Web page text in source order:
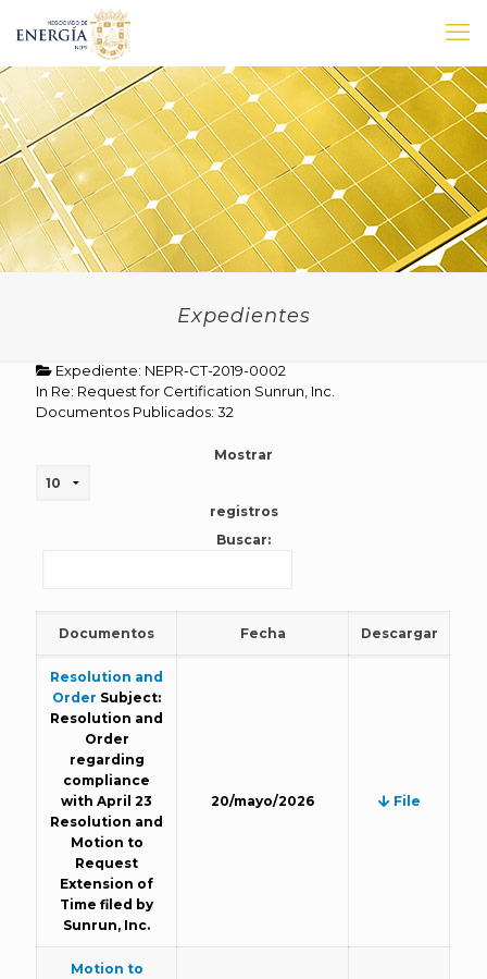
Expedientes
Expediente: NEPR-CT-2019-0002
In Re: Request for Certification Sunrun, Inc.
Documentos Publicados: 32
Mostrar
registros
Buscar:
Documentos Fecha Descargar
Resolution and
Order Subject:
Resolution and
Order
regarding
compliance
with April 23
Resolution and
Motion to
Request
Extension of
Time filed by
Sunrun, Inc.
20/mayo/2026 File
Motion to